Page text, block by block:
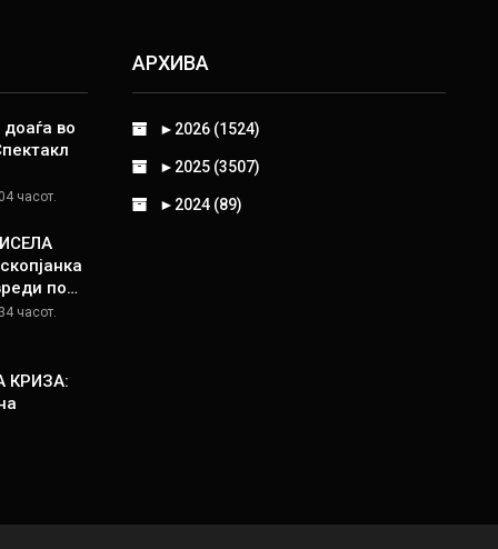
во
часот.
по…
часот.
КРИЗА:
АРХИВА
► 2026 (1524)
► 2025 (3507)
► 2024 (89)